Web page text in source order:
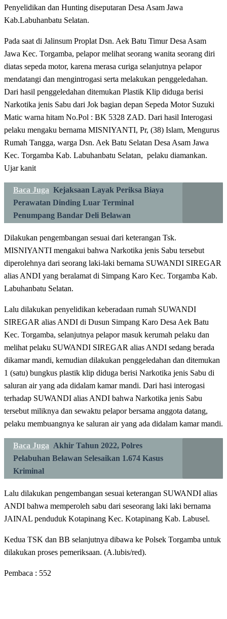
Penyelidikan dan Hunting diseputaran Desa Asam Jawa
Kab.Labuhanbatu Selatan.
Pada saat di Jalinsum Proplat Dsn. Aek Batu Timur Desa Asam
Jawa Kec. Torgamba, pelapor melihat seorang wanita seorang diri
diatas sepeda motor, karena merasa curiga selanjutnya pelapor
mendatangi dan mengintrogasi serta melakukan penggeledahan.
Dari hasil penggeledahan ditemukan Plastik Klip diduga berisi
Narkotika jenis Sabu dari Jok bagian depan Sepeda Motor Suzuki
Matic warna hitam No.Pol : BK 5328 ZAD. Dari hasil Interogasi
pelaku mengaku bernama MISNIYANTI, Pr, (38) Islam, Mengurus
Rumah Tangga, warga Dsn. Aek Batu Selatan Desa Asam Jawa
Kec. Torgamba Kab. Labuhanbatu Selatan, pelaku diamankan.
Ujar kanit
Baca Juga Kejaksaan Layak Periksa Biaya
Perawatan Dinding Luar Terminal
Penumpang Bandar Deli Belawan
Dilakukan pengembangan sesuai dari keterangan Tsk.
MISNIYANTI mengakui bahwa Narkotika jenis Sabu tersebut
diperolehnya dari seorang laki-laki bernama SUWANDI SIREGAR
alias ANDI yang beralamat di Simpang Karo Kec. Torgamba Kab.
Labuhanbatu Selatan.
Lalu dilakukan penyelidikan keberadaan rumah SUWANDI
SIREGAR alias ANDI di Dusun Simpang Karo Desa Aek Batu
Kec. Torgamba, selanjutnya pelapor masuk kerumah pelaku dan
melihat pelaku SUWANDI SIREGAR alias ANDI sedang berada
dikamar mandi, kemudian dilakukan penggeledahan dan ditemukan
1 (satu) bungkus plastik klip diduga berisi Narkotika jenis Sabu di
saluran air yang ada didalam kamar mandi. Dari hasi interogasi
terhadap SUWANDI alias ANDI bahwa Narkotika jenis Sabu
tersebut miliknya dan sewaktu pelapor bersama anggota datang,
pelaku membuangnya ke saluran air yang ada didalam kamar mandi.
Baca Juga Akhir Tahun 2022, Polres
Pelabuhan Belawan Selesaikan 1.674 Kasus
Kriminal
Lalu dilakukan pengembangan sesuai keterangan SUWANDI alias
ANDI bahwa memperoleh sabu dari seseorang laki laki bernama
JAINAL penduduk Kotapinang Kec. Kotapinang Kab. Labusel.
Kedua TSK dan BB selanjutnya dibawa ke Polsek Torgamba untuk
dilakukan proses pemeriksaan. (A.lubis/red).
Pembaca : 552